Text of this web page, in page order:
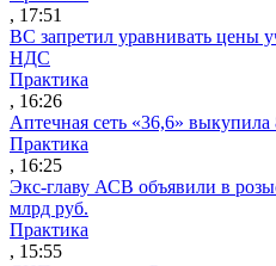
, 17:51
ВС запретил уравнивать цены
НДС
Практика
, 16:26
Аптечная сеть «36,6»
Практика
, 16:25
Экс-главу АСВ объявили в
млрд руб.
Практика
, 15:55